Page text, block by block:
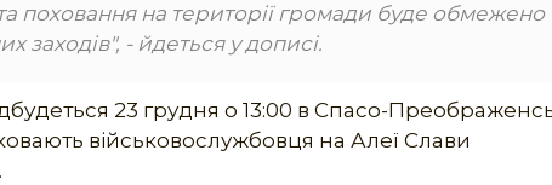
поховання на території громади буде обмежено
- йдеться у дописі.
23 грудня о 13:00 в Спасо-
військовослужбовця на Алеї Слави